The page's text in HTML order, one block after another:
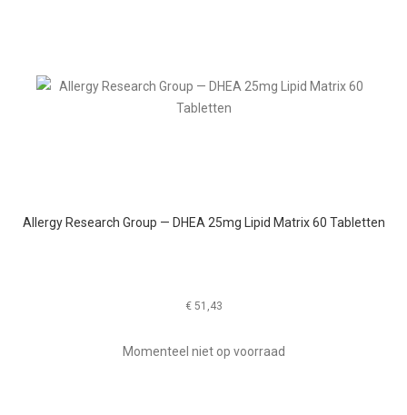
Allergy Research Group — DHEA 25mg Lipid Matrix 60 Tabletten
€51,43
Momenteel niet op voorraad